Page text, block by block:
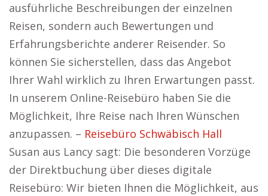
ausführliche Beschreibungen der einzelnen
Reisen, sondern auch Bewertungen und
Erfahrungsberichte anderer Reisender. So
können Sie sicherstellen, dass das Angebot
Ihrer Wahl wirklich zu Ihren Erwartungen passt.
In unserem Online-Reisebüro haben Sie die
Möglichkeit, Ihre Reise nach Ihren Wünschen
anzupassen. – Reisebüro Schwäbisch Hall
Susan aus Lancy sagt: Die besonderen Vorzüge
der Direktbuchung über dieses digitale
Reisebüro: Wir bieten Ihnen die Möglichkeit, aus